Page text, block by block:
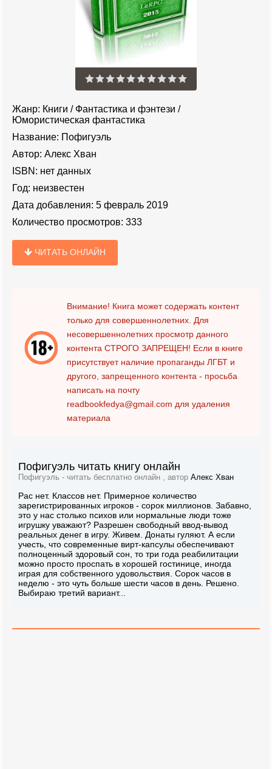
Жанр: Книги / Фантастика и фэнтези /
Юмористическая фантастика
Название: Пофигуэль
Автор: Алекс Хван
ISBN: нет данных
Год: неизвестен
Дата добавления: 5 февраль 2019
Количество просмотров: 333
ЧИТАТЬ ОНЛАЙН
Внимание! Книга может содержать контент
только для совершеннолетних. Для
несовершеннолетних просмотр данного
контента СТРОГО ЗАПРЕЩЕН! Если в книге
присутствует наличие пропаганды ЛГБТ и
другого, запрещенного контента - просьба
написать на почту
readbookfedya@gmail.com для удаления
материала
Пофигуэль читать книгу онлайн
Пофигуэль - читать бесплатно онлайн , автор Алекс Хван
Рас нет. Классов нет. Примерное количество
зарегистрированных игроков - сорок миллионов. Забавно,
это у нас столько психов или нормальные люди тоже
игрушку уважают? Разрешен свободный ввод-вывод
реальных денег в игру. Живем. Донаты гуляют. А если
учесть, что современные вирт-капсулы обеспечивают
полноценный здоровый сон, то три года реабилитации
можно просто проспать в хорошей гостинице, иногда
играя для собственного удовольствия. Сорок часов в
неделю - это чуть больше шести часов в день. Решено.
Выбираю третий вариант...